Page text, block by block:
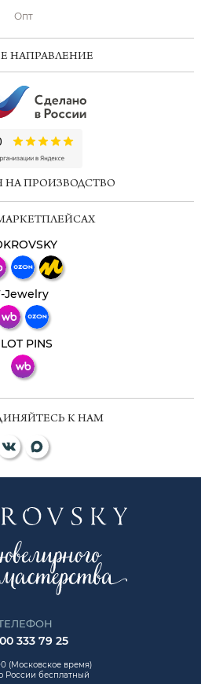
Опт
НАПРАВЛЕНИЕ
НА ПРОИЗВОДСТВО
Jewelry
PINS
К НАМ
333 79 25
(Московское время)
России бесплатный